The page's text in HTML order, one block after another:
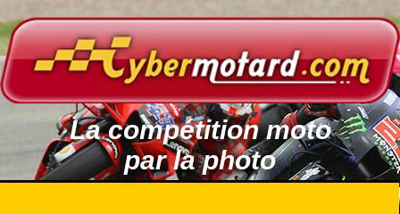
La compétition moto
par la photo